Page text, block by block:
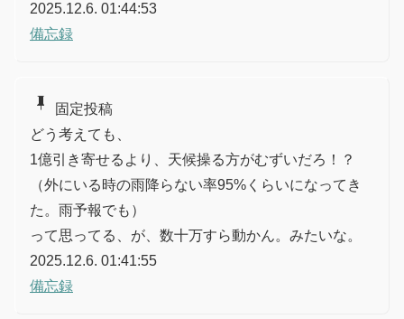
2025.12.6. 01:44:53
備忘録
push_pin
固定投稿
どう考えても、
1億引き寄せるより、天候操る方がむずいだろ！？
（外にいる時の雨降らない率95%くらいになってき
た。雨予報でも）
って思ってる、が、数十万すら動かん。みたいな。
2025.12.6. 01:41:55
備忘録